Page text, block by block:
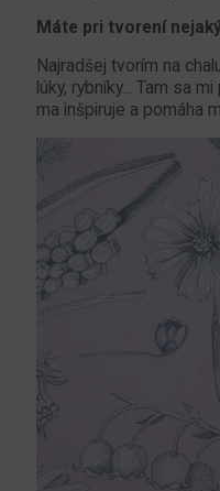
Máte pri tvorení
Najradšej tvorím na
lúky, rybníky... Tam sa
ma inšpiruje a pomáha